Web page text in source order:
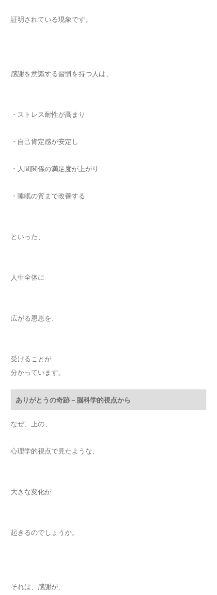
証明されている現象です。
感謝を意識する習慣を持つ人は、
・ストレス耐性が高まり
・自己肯定感が安定し
・人間関係の満足度が上がり
・睡眠の質まで改善する
といった、
人生全体に
広がる恩恵を、
受けることが
分かっています。
ありがとうの奇跡－脳科学的視点から
なぜ、上の、
心理学的視点で見たような、
大きな変化が
起きるのでしょうか。
それは、感謝が、